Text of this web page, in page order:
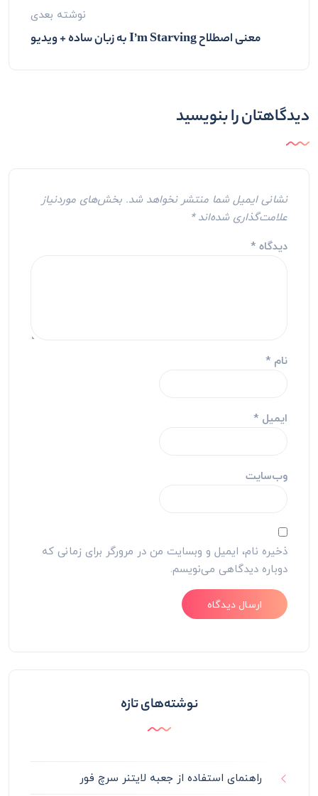
نوشته بعدی
معنی اصطلاح I’m Starving به زبان ساده + ویدیو
دیدگاهتان را بنویسید
نشانی ایمیل شما منتشر نخواهد شد. بخش‌های موردنیاز
علامت‌گذاری شده‌اند*
دیدگاه*
نام *
ایمیل *
وب‌سایت
ذخیره نام، ایمیل و وبسایت من در مرورگر برای زمانی که
دوباره دیدگاهی می‌نویسم.
نوشته‌های تازه
راهنمای استفاده از جعبه لایتنر سرچ فور